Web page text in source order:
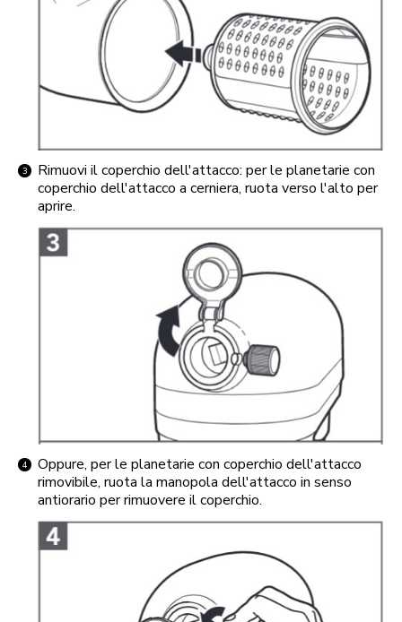
Rimuovi il coperchio dell'attacco: per le planetarie con
coperchio dell'attacco a cerniera, ruota verso l'alto per
aprire.
Oppure, per le planetarie con coperchio dell'attacco
rimovibile, ruota la manopola dell'attacco in senso
antiorario per rimuovere il coperchio.